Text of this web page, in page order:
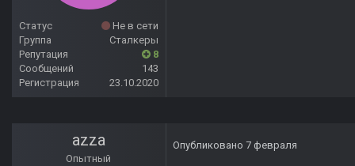
Статус
Не в сети
Группа
Сталкеры
Репутация
8
Сообщений
143
Регистрация
23.10.2020
azza
Опытный
Опубликовано 7 февраля